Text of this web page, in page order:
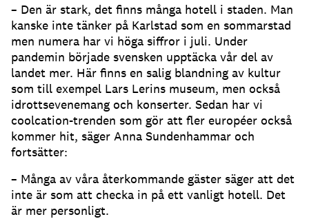
– Den är stark, det finns många hotell i staden. Man
kanske inte tänker på Karlstad som en sommarstad
men numera har vi höga siffror i juli. Under
pandemin började svensken upptäcka vår del av
landet mer. Här finns en salig blandning av kultur
som till exempel Lars Lerins museum, men också
idrottsevenemang och konserter. Sedan har vi
coolcation-trenden som gör att fler européer också
kommer hit, säger Anna Sundenhammar och
fortsätter:
– Många av våra återkommande gäster säger att det
inte är som att checka in på ett vanligt hotell. Det
är mer personligt.